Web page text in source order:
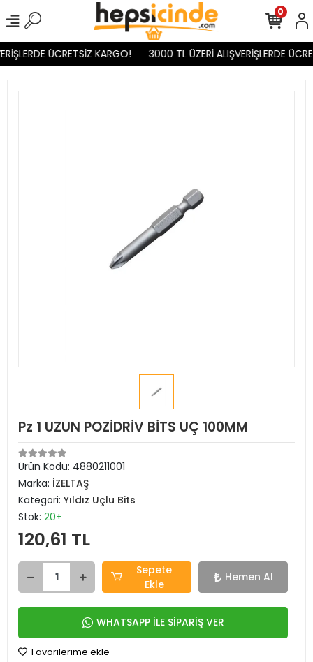
ÜCRETSİZ KARGO! 3000 TL ÜZERİ ALIŞVERİŞLERDE
0
Pz 1 UZUN POZİDRİV BİTS UÇ 100MM
Ürün Kodu: 4880211001
Marka: İZELTAŞ
Kategori: Yıldız Uçlu Bits
Stok: 20+
120,61 TL
Sepete
Ekle
Hemen Al
WHATSAPP İLE SİPARİŞ VER
Favorilerime ekle